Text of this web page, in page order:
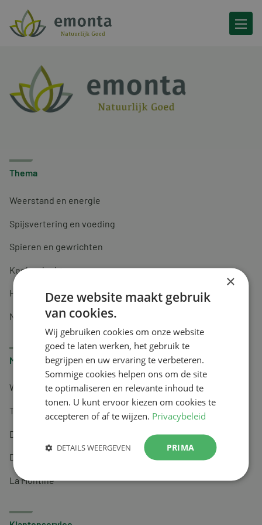
Ga naar de inhoud
Thema
Weerstand en energie
Spijsvertering en voeding
Spieren en gewrichten
Keel en luchtwegen
Huidverzorging
Nachtrust
Merken
Wapiti
Tai-Ginseng
Dermagíq
Draisma
La Montine
×
Deze website maakt gebruik
van cookies.
Wij gebruiken cookies om onze website
goed te laten werken, het gebruik te
begrijpen en uw ervaring te verbeteren.
Sommige cookies helpen ons om de site
te optimaliseren en relevante inhoud te
tonen. U kunt ervoor kiezen om cookies te
accepteren of af te wijzen. Privacybeleid
PRIMA
DETAILS WEERGEVEN